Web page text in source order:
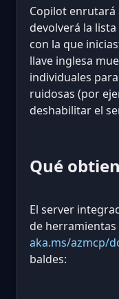
Copilot enrutará
devolverá la
con la que
llave inglesa
individuales
ruidosas (por
deshabilitar el
Qué
El server
de
aka.ms/azmcp/
baldes: